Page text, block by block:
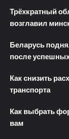
Трёхкратный
возглавил
Беларусь
после
Как снизить
транспорта
Как выбрать
вам